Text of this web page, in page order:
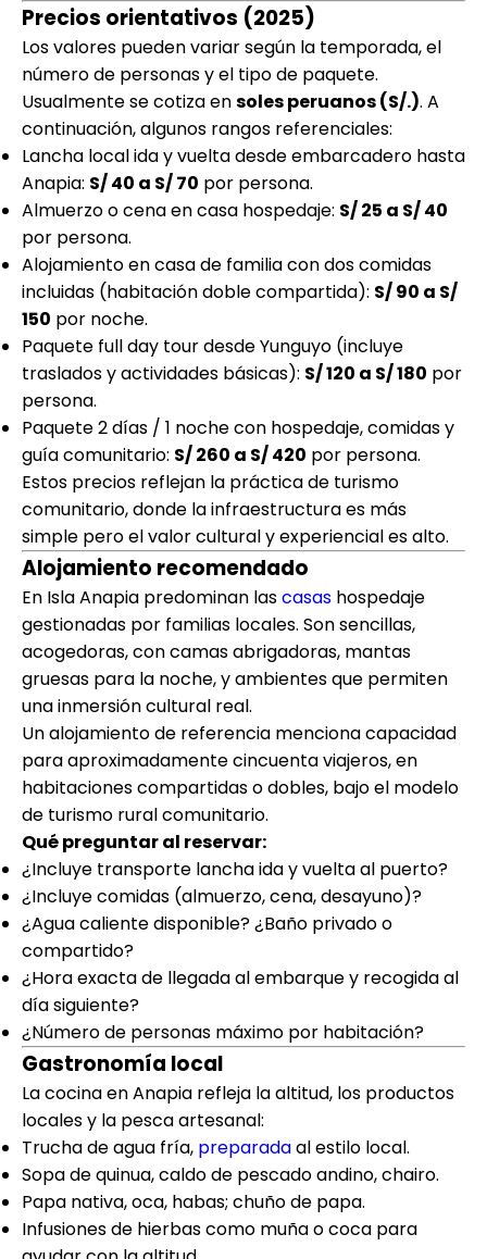
Precios orientativos (2025)
Los valores pueden variar según la temporada, el
número de personas y el tipo de paquete.
Usualmente se cotiza ensoles peruanos (S/.). A
continuación, algunos rangos referenciales:
Lancha local ida y vuelta desde embarcadero hasta
Anapia: S/ 40 a S/ 70 por persona.
Almuerzo o cena en casa hospedaje: S/ 25 a S/ 40
por persona.
Alojamiento en casa de familia con dos comidas
incluidas (habitación doble compartida): S/ 90 a S/
150 por noche.
Paquete full day tour desde Yunguyo (incluye
traslados y actividades básicas): S/ 120 a S/ 180 por
persona.
Paquete 2 días / 1 noche con hospedaje, comidas y
guía comunitario: S/ 260 a S/ 420 por persona.
Estos precios reflejan la práctica de turismo
comunitario, donde la infraestructura es más
simple pero el valor cultural y experiencial es alto.
Alojamiento recomendado
En Isla Anapia predominan lascasas hospedaje
gestionadas por familias locales. Son sencillas,
acogedoras, con camas abrigadoras, mantas
gruesas para la noche, y ambientes que permiten
una inmersión cultural real.
Un alojamiento de referencia menciona capacidad
para aproximadamente cincuenta viajeros, en
habitaciones compartidas o dobles, bajo el modelo
de turismo rural comunitario.
Qué preguntar al reservar:
¿Incluye transporte lancha ida y vuelta al puerto?
¿Incluye comidas (almuerzo, cena, desayuno)?
¿Agua caliente disponible? ¿Baño privado o
compartido?
¿Hora exacta de llegada al embarque y recogida al
día siguiente?
¿Número de personas máximo por habitación?
Gastronomía local
La cocina en Anapia refleja la altitud, los productos
locales y la pesca artesanal:
Trucha de agua fría, preparadaal estilo local.
Sopa de quinua, caldo de pescado andino, chairo.
Papa nativa, oca, habas; chuño de papa.
Infusiones de hierbas como muña o coca para